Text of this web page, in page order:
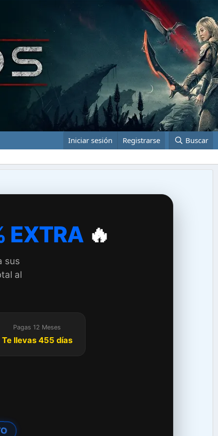
Iniciar sesión Registrarse Buscar
EXTRA🔥
sus
al
Pagas 12 Meses
Te llevas 455 días